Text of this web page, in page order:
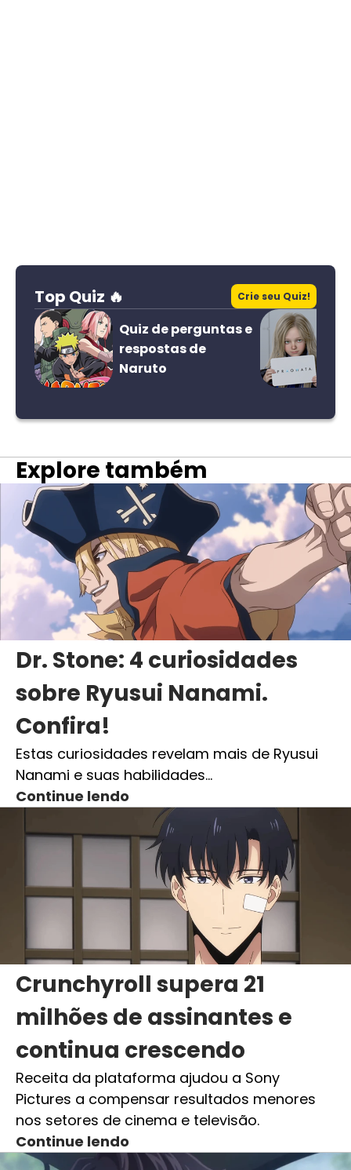
Top Quiz 🔥 Crie seu Quiz!
Quiz de perguntas e
respostas de
Naruto
Explore também
Dr. Stone: 4 curiosidades
sobre Ryusui Nanami.
Confira!
Estas curiosidades revelam mais de Ryusui
Nanami e suas habilidades…
Continue lendo
Crunchyroll supera 21
milhões de assinantes e
continua crescendo
Receita da plataforma ajudou a Sony
Pictures a compensar resultados menores
nos setores de cinema e televisão.
Continue lendo